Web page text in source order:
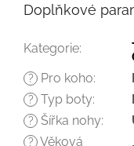
Doplňkové
Kategorie:
? Pro koho:
? Typ boty:
? Šířka nohy:
? Věková